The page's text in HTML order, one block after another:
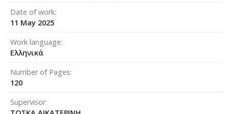
Date of work
11 May 2025
Work language
Ελληνικά
Number of Pages
120
Supervisor